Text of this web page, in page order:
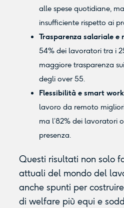
alle spese quotidiane,
insufficiente rispetto ai
Trasparenza salariale e
54% dei lavoratori tra i
maggiore trasparenza
degli over 55.
Flessibilità e smart
lavoro da remoto
ma l’82% dei lavoratori
presenza.
Questi risultati non solo
attuali del mondo del
anche spunti per
di welfare più equi e